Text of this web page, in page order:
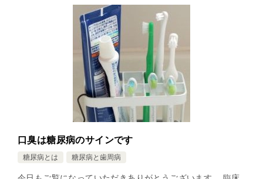
口臭は糖尿病のサインです
糖尿病とは 糖尿病と歯周病